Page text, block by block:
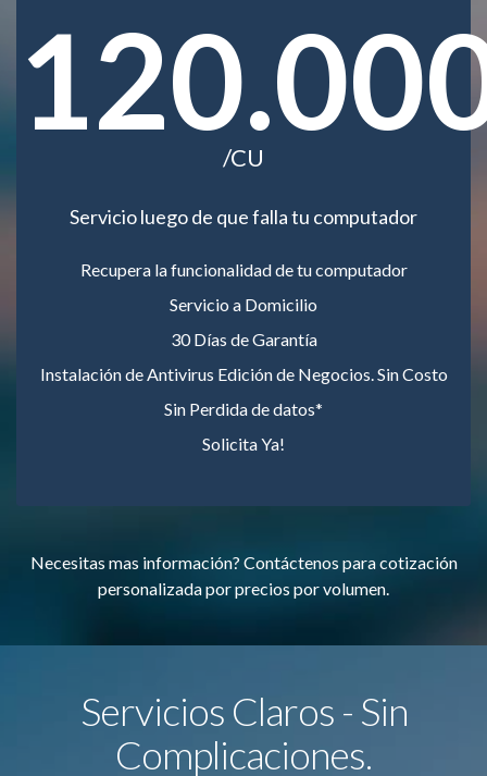
/CU
Servicio luego de que falla tu computador
Recupera la funcionalidad de tu computador
Servicio a Domicilio
30 Días de Garantía
Instalación de Antivirus Edición de Negocios. Sin Costo
Sin Perdida de datos*
Solicita Ya!
Necesitas mas información? Contáctenos para cotización
personalizada por precios por volumen.
Servicios Claros - Sin
Complicaciones.